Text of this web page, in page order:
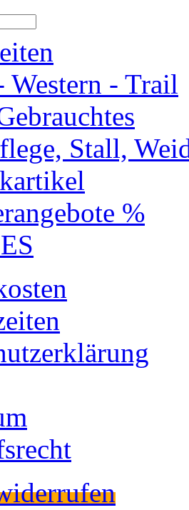
Western - Trail
Stall,
%